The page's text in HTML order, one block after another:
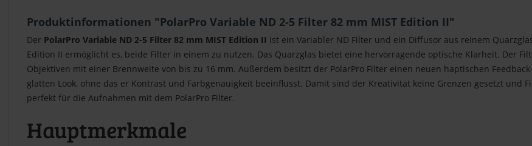
Produktinformationen "PolarPro Variable ND 2-5 Filter 82 mm MIST Edition II"
Der PolarPro Variable ND 2-5 Filter 82 mm MIST Edition II ist ein Variabler ND Filter und ein Diffusor aus reinem
Edition II ermöglicht es, beide Filter in einem zu nutzen. Das Quarzglas bietet eine hervorragende optische Klarheit. Der
Objektiven mit einer Brennweite von bis zu 16 mm. Außerdem besitzt der PolarPro Filter einen neuen haptischen
glatten Look, ohne das er Kontrast und Farbgenauigkeit beeinflusst. Damit sind der Kreativität keine Grenzen gesetzt und
perfekt für die Aufnahmen mit dem PolarPro Filter.
Hauptmerkmale